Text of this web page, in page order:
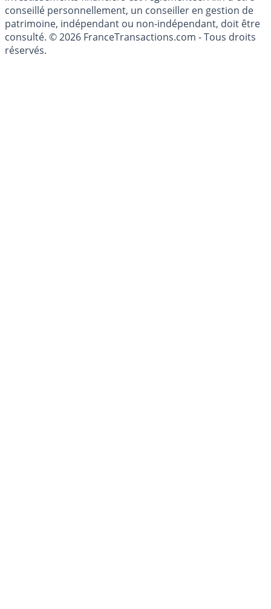
conseillé personnellement, un conseiller en gestion de
patrimoine, indépendant ou non-indépendant, doit être
consulté. © 2026 FranceTransactions.com - Tous droits
réservés.